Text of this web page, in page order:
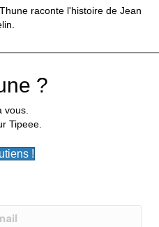
raconte l'histoire de Jean
?
vous.
Tipeee.
!